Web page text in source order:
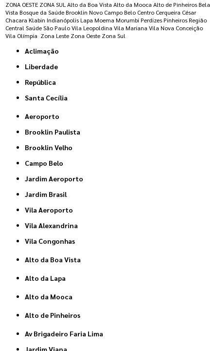
ZONA OESTE ZONA SUL Alto da Boa Vista Alto da Mooca Alto de Pinheiros Bela
Vista Bosque da Saúde Brooklin Novo Campo Belo Centro Cerqueira César
Chacara Klabin Indianópolis Lapa Moema Morumbi Perdizes Pinheiros Região
Central Saúde São Paulo Vila Leopoldina Vila Mariana Vila Nova Conceição
Vila Olímpia Zona Leste Zona Oeste Zona Sul
Aclimação
Liberdade
República
Santa Cecília
Aeroporto
Brooklin Paulista
Brooklin Velho
Campo Belo
Jardim Aeroporto
Jardim Brasil
Vila Aeroporto
Vila Alexandrina
Vila Congonhas
Alto da Boa Vista
Alto da Lapa
Alto da Mooca
Alto de Pinheiros
Av Brigadeiro Faria Lima
Jardim Viana